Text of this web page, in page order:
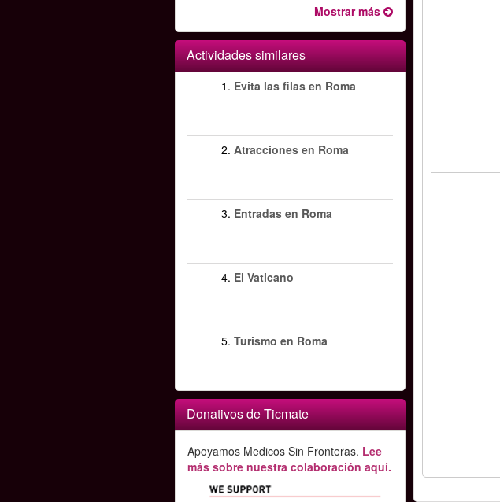
Mostrar más
Actividades similares
1. Evita las filas en Roma
2. Atracciones en Roma
3. Entradas en Roma
4. El Vaticano
5. Turismo en Roma
Donativos de Ticmate
Apoyamos Medicos Sin Fronteras. Lee
más sobre nuestra colaboración aquí.